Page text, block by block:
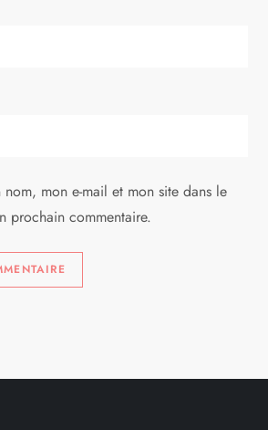
nom, mon e-mail et mon site dans le
prochain commentaire.